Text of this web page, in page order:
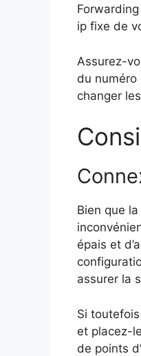
ip fixe de
Assurez-
du numéro
changer
Bien que la
épais et
assurer la
Si
et placez-
de points